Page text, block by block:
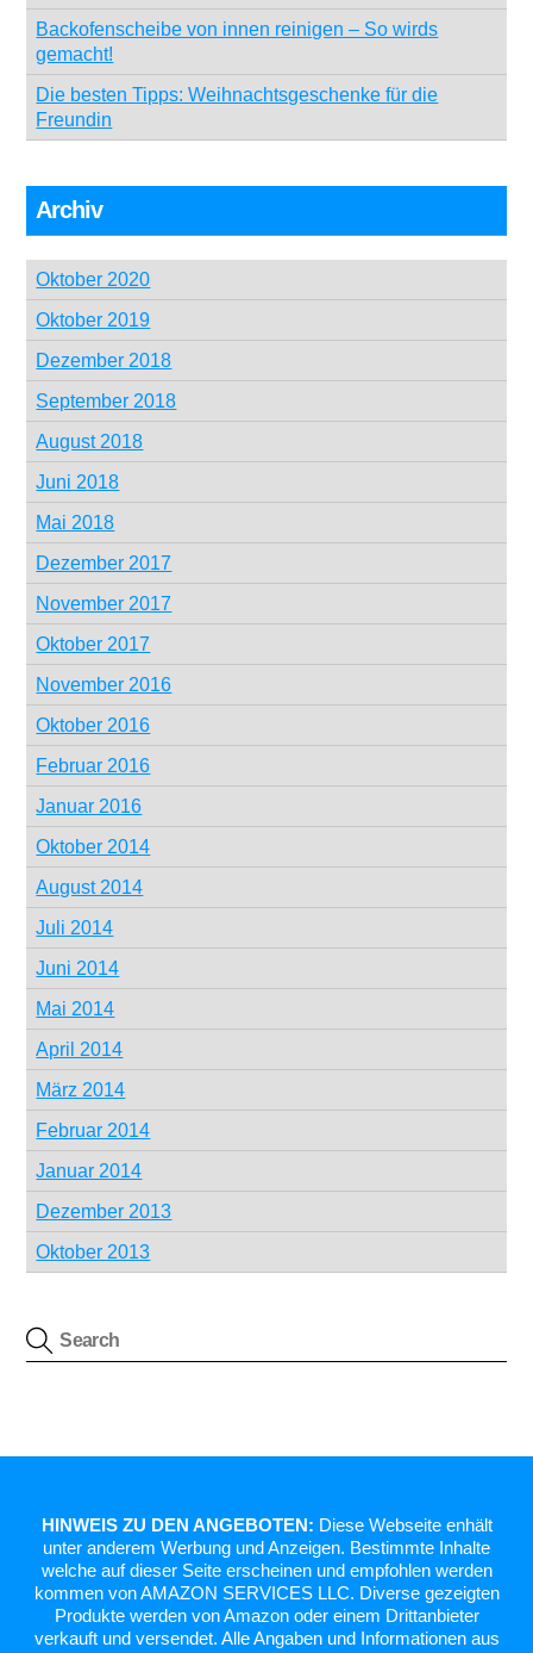
Backofenscheibe von innen reinigen – So wirds
gemacht!
Die besten Tipps: Weihnachtsgeschenke für die
Freundin
Archiv
Oktober 2020
Oktober 2019
Dezember 2018
September 2018
August 2018
Juni 2018
Mai 2018
Dezember 2017
November 2017
Oktober 2017
November 2016
Oktober 2016
Februar 2016
Januar 2016
Oktober 2014
August 2014
Juli 2014
Juni 2014
Mai 2014
April 2014
März 2014
Februar 2014
Januar 2014
Dezember 2013
Oktober 2013
HINWEIS ZU DEN ANGEBOTEN: Diese Webseite enhält
unter anderem Werbung und Anzeigen. Bestimmte Inhalte
welche auf dieser Seite erscheinen und empfohlen werden
kommen von AMAZON SERVICES LLC. Diverse gezeigten
Produkte werden von Amazon oder einem Drittanbieter
verkauft und versendet. Alle Angaben und Informationen aus